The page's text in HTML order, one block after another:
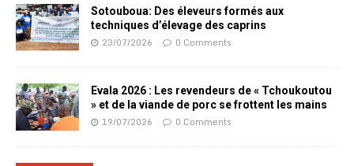
Sotouboua: Des éleveurs formés aux
techniques d’élevage des caprins
23/07/2026 0 Comments
Evala 2026 : Les revendeurs de « Tchoukoutou
» et de la viande de porc se frottent les mains
19/07/2026 0 Comments